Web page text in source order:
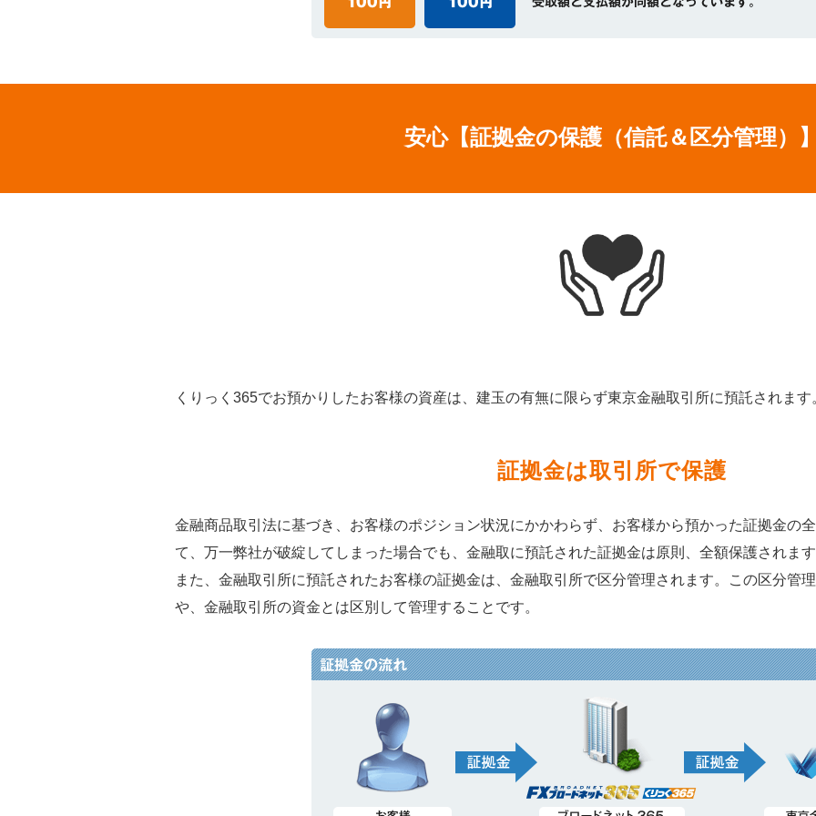
安心【証拠金の保護（信託＆区分管理）
くりっく365でお預かりしたお客様の資産は、建玉の有無に限らず東京金融取引所に預託されます
証拠金は取引所で保護
金融商品取引法に基づき、お客様のポジション状況にかかわらず、お客様から預かった証拠金の
て、万一弊社が破綻してしまった場合でも、金融取に預託された証拠金は原則、全額保護されま
また、金融取引所に預託されたお客様の証拠金は、金融取引所で区分管理されます。この区分管
や、金融取引所の資金とは区別して管理することです。